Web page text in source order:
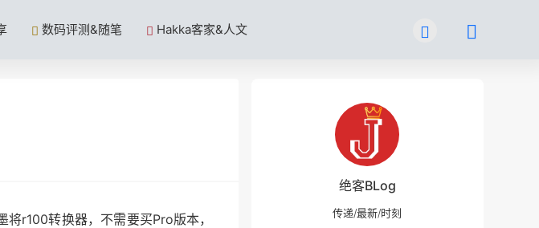
数码评测&随笔 Hakka客家&人文
r100转换器，不需要买Pro版本，
绝客BLog
传递/最新/时刻